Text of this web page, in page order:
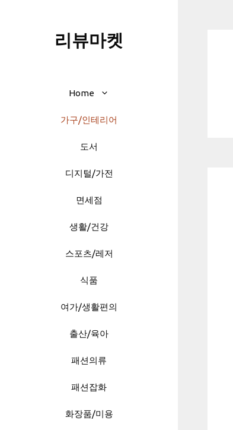
리뷰마켓
Home
가구/인테리어
도서
디지털/가전
면세점
생활/건강
스포츠/레저
식품
여가/생활편의
출산/육아
패션의류
패션잡화
화장품/미용